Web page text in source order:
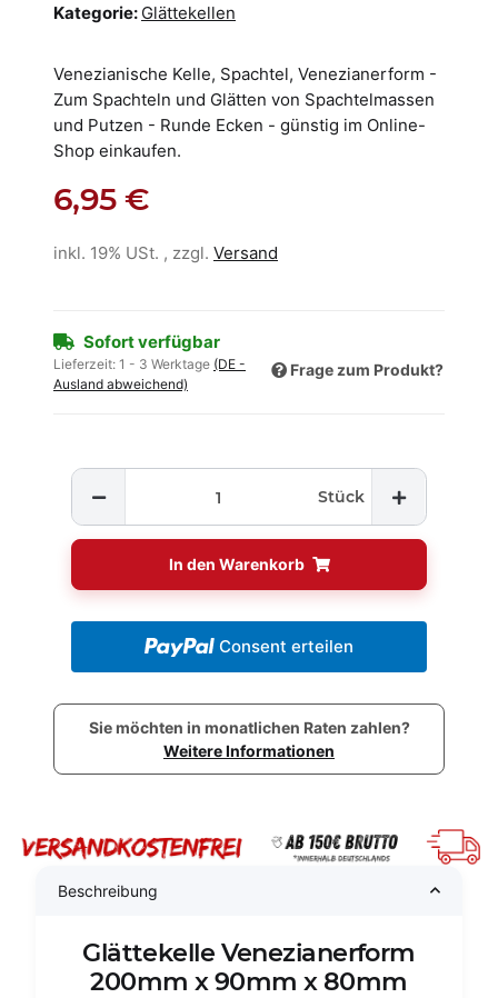
Kategorie: Glättekellen
Venezianische Kelle, Spachtel, Venezianerform -
Zum Spachteln und Glätten von Spachtelmassen
und Putzen - Runde Ecken - günstig im Online-
Shop einkaufen.
6,95 €
inkl. 19% USt. , zzgl. Versand
Sofort verfügbar
Lieferzeit: 1 - 3 Werktage (DE -
Ausland abweichend)
Frage zum Produkt?
Stück
In den Warenkorb
Consent erteilen
Sie möchten in monatlichen Raten zahlen?
Weitere Informationen
Beschreibung
Glättekelle Venezianerform
200mm x 90mm x 80mm